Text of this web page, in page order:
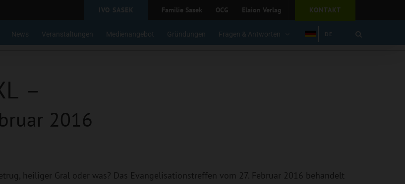
IVO SASEK Familie Sasek OCG Elaion Verlag KONTAKT
News Veranstaltungen Medienangebot Gründungen Fragen & Antworten DE
–
2016
heiliger Gral oder was? Das Evangelisationstreffen vom 27. Februar 2016 behandelt